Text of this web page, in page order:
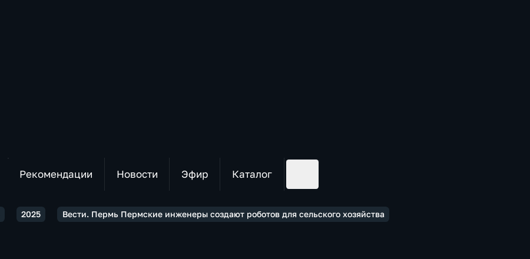
Рекомендации Новости Эфир Каталог
2025 Вести. Пермь Пермские инженеры создают роботов для сельского хозяйства